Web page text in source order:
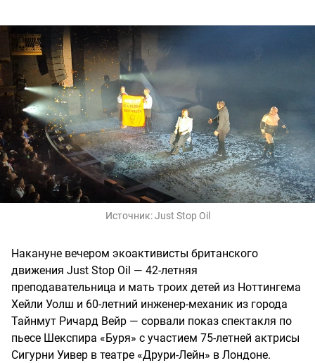
Источник:Just Stop Oil
Накануне вечером экоактивисты британского
движения Just Stop Oil — 42-летняя
преподавательница и мать троих детей из Ноттингема
Хейли Уолш и 60-летний инженер-механик из города
Тайнмут Ричард Вейр — сорвали показ спектакля по
пьесе Шекспира «Буря» с участием 75-летней актрисы
Сигурни Уивер в театре «Друри-Лейн» в Лондоне.